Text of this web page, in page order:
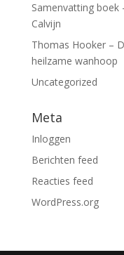
Samenvatting boek
Calvijn
Thomas Hooker –
heilzame wanhoop
Uncategorized
Meta
Inloggen
Berichten feed
Reacties feed
WordPress.org